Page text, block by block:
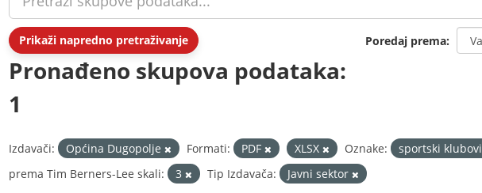
Prikaži napredno pretraživanje Poredaj prema
Pronađeno skupova podataka:
1
Izdavači: Općina Dugopolje Formati: PDF XLSX Oznake: sportski klubovi
prema Tim Berners-Lee skali:
3 Tip Izdavača: Javni sektor